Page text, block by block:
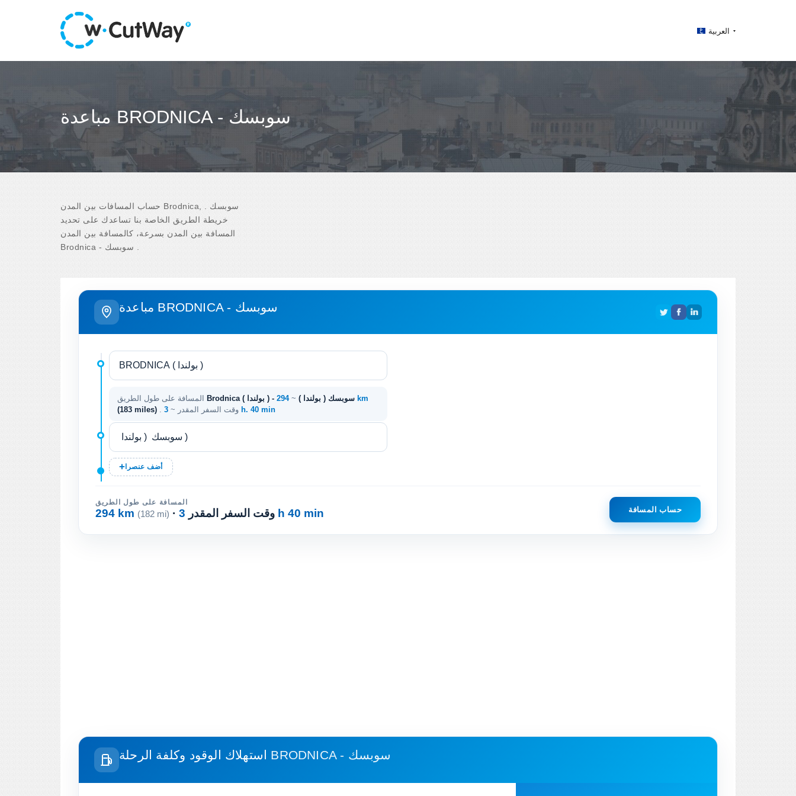
العربية
مباعدة BRODNICA - سوبسك
حساب المسافات بين المدن Brodnica, سوبسك .
خريطة الطريق الخاصة بنا تساعدك على تحديد
المسافة بين المدن بسرعة، كالمسافة بين المدن
مباعدة BRODNICA - سوبسك
Brodnica ( بولندا ) - سوبسك ( بولندا ) ~
294 km
(183 miles)
. وقت السفر المقدر ~ 3 h. 40 min
أضف عنصرا
المسافة على طول الطريق
294 km (182 mi) · وقت السفر المقدر 3 h 40 min حساب المسافة
BRODNICA - سوبسك